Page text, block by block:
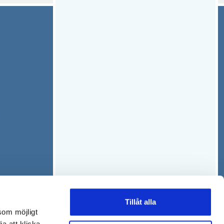
möjligt
Tillåt alla